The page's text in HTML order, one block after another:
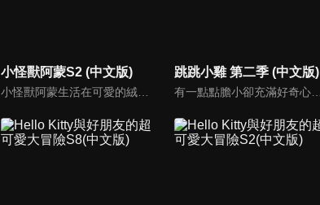
小怪獸阿蒙S2 (中文版) 跳跳小雞 第二季 (中文版)
有一點點膽小卻充滿好奇心的"帶骨雞"，和總是用小跳步靠過來的舞蹈老師"小跳步青蛙老師"，以及其他具有獨特個性的夥伴們跳舞大活耀！在家裡和各種地方以「身體動了，心也舞動了起來♪」為主題。